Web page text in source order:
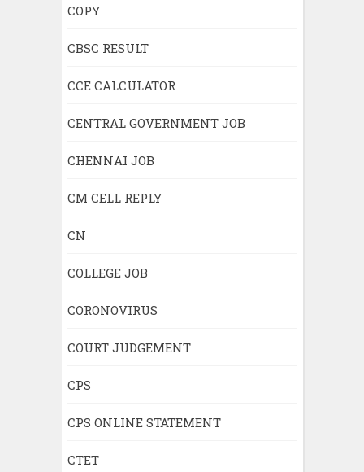
COPY
CBSC RESULT
CCE CALCULATOR
CENTRAL GOVERNMENT JOB
CHENNAI JOB
CM CELL REPLY
CN
COLLEGE JOB
CORONOVIRUS
COURT JUDGEMENT
CPS
CPS ONLINE STATEMENT
CTET